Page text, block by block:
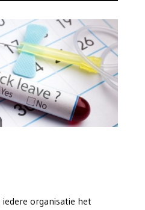
organisatie het